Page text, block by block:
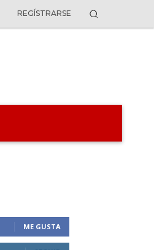
REGÍSTRARSE
ME GUSTA